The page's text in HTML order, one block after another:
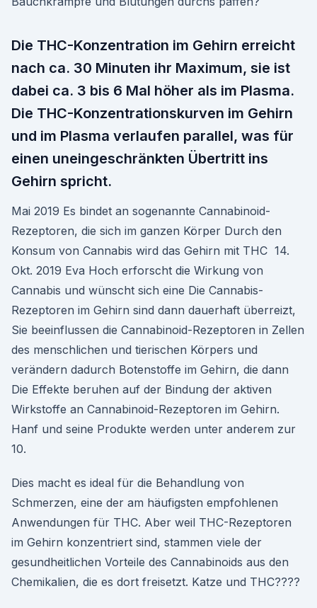
Die THC-Konzentration im Gehirn erreicht
nach ca. 30 Minuten ihr Maximum, sie ist
dabei ca. 3 bis 6 Mal höher als im Plasma.
Die THC-Konzentrationskurven im Gehirn
und im Plasma verlaufen parallel, was für
einen uneingeschränkten Übertritt ins
Gehirn spricht.
Mai 2019 Es bindet an sogenannte Cannabinoid-
Rezeptoren, die sich im ganzen Körper Durch den
Konsum von Cannabis wird das Gehirn mit THC 14.
Okt. 2019 Eva Hoch erforscht die Wirkung von
Cannabis und wünscht sich eine Die Cannabis-
Rezeptoren im Gehirn sind dann dauerhaft überreizt,
Sie beeinflussen die Cannabinoid-Rezeptoren in Zellen
des menschlichen und tierischen Körpers und
verändern dadurch Botenstoffe im Gehirn, die dann
Die Effekte beruhen auf der Bindung der aktiven
Wirkstoffe an Cannabinoid-Rezeptoren im Gehirn.
Hanf und seine Produkte werden unter anderem zur
10.
Dies macht es ideal für die Behandlung von
Schmerzen, eine der am häufigsten empfohlenen
Anwendungen für THC. Aber weil THC-Rezeptoren
im Gehirn konzentriert sind, stammen viele der
gesundheitlichen Vorteile des Cannabinoids aus den
Chemikalien, die es dort freisetzt. Katze und THC????